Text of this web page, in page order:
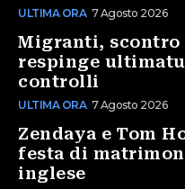
ULTIMA ORA 7 Agosto 2026
Migranti, scontro
respinge
controlli
ULTIMA ORA 7 Agosto 2026
Zendaya e Tom
festa di
inglese